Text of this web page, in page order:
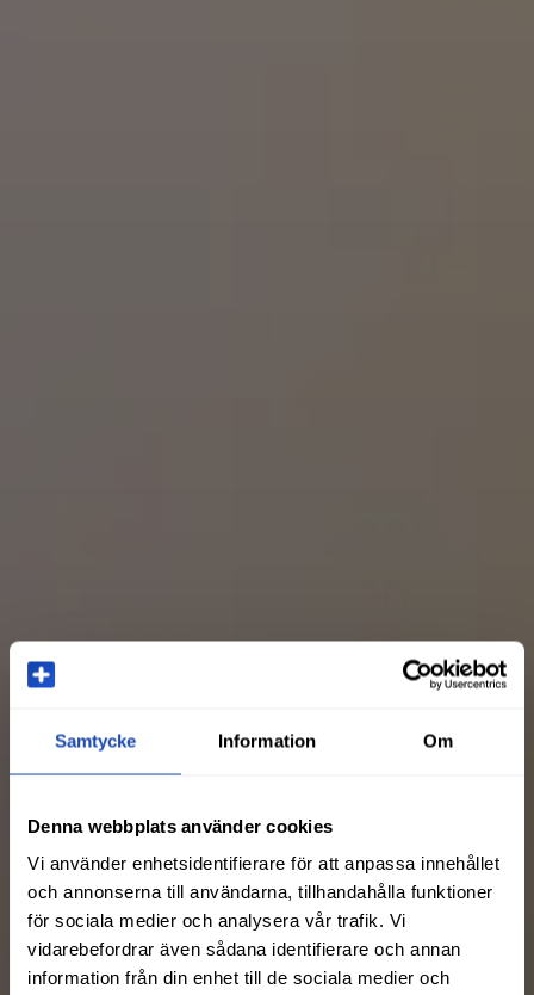
Samtycke Information Om
Denna webbplats använder cookies
Vi använder enhetsidentifierare för att anpassa innehållet
och annonserna till användarna, tillhandahålla funktioner
för sociala medier och analysera vår trafik. Vi
vidarebefordrar även sådana identifierare och annan
information från din enhet till de sociala medier och